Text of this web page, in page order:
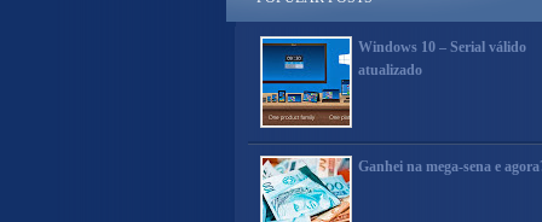
Windows 10 – Serial válido
atualizado
Ganhei na mega-sena e